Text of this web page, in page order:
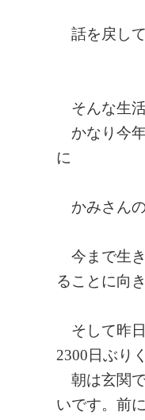
話を戻して
そんな生活
かなり今
に
かみさんの
今まで生
ることに向
そして昨日
2300日ぶり
朝は玄関で
いです。前